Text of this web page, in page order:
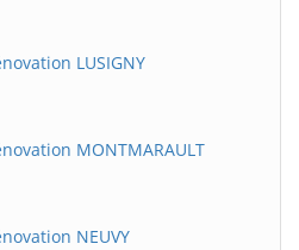
LUSIGNY
MONTMARAULT
NEUVY